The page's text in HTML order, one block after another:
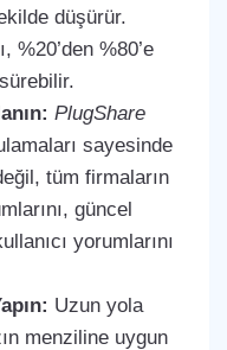
düşürür.
%20’den %80’e
PlugShare
sayesinde
tüm firmaların
güncel
yorumlarını
Uzun yola
menziline uygun